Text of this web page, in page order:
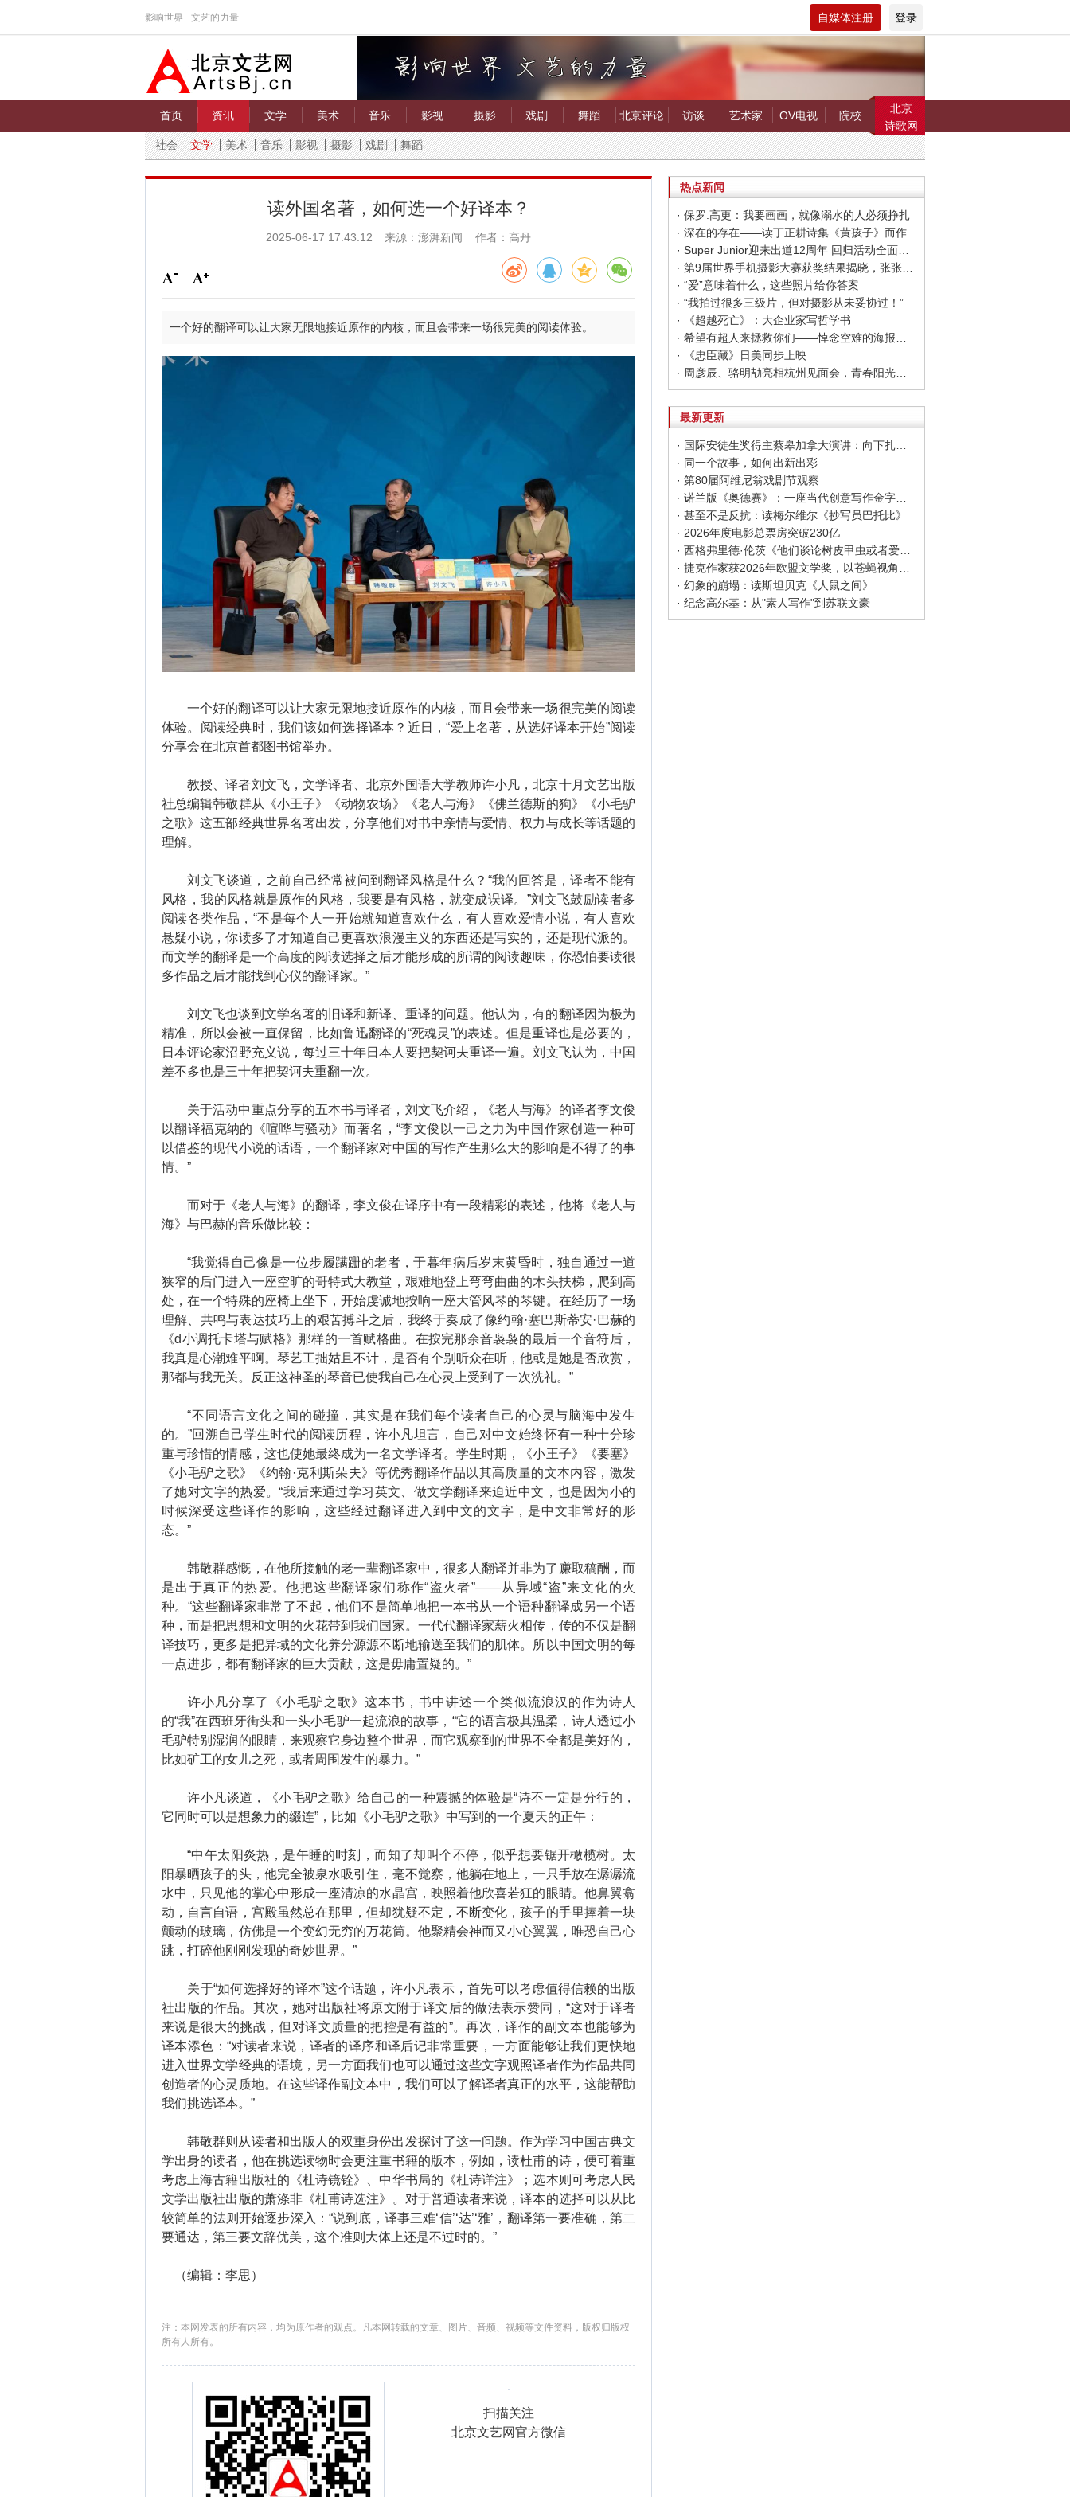
影响世界 - 文艺的力量 自媒体注册 登录
首页 资讯 文学 美术 音乐 影视 摄影 戏剧 舞蹈 北京评论 访谈 艺术家 OV电视 院校
北京
诗歌网
社会
文学 美术 音乐 影视 摄影 戏剧 舞蹈
读外国名著，如何选一个好译本？
2025-06-17 17:43:12 来源：澎湃新闻 作者：高丹
一个好的翻译可以让大家无限地接近原作的内核，而且会带来一场很完美的阅读体验。
一个好的翻译可以让大家无限地接近原作的内核，而且会带来一场很完美的阅读
体验。阅读经典时，我们该如何选择译本？近日，“爱上名著，从选好译本开始”阅读
分享会在北京首都图书馆举办。
教授、译者刘文飞，文学译者、北京外国语大学教师许小凡，北京十月文艺出版
社总编辑韩敬群从《小王子》《动物农场》《老人与海》《佛兰德斯的狗》《小毛驴
之歌》这五部经典世界名著出发，分享他们对书中亲情与爱情、权力与成长等话题的
理解。
刘文飞谈道，之前自己经常被问到翻译风格是什么？“我的回答是，译者不能有
风格，我的风格就是原作的风格，我要是有风格，就变成误译。”刘文飞鼓励读者多
阅读各类作品，“不是每个人一开始就知道喜欢什么，有人喜欢爱情小说，有人喜欢
悬疑小说，你读多了才知道自己更喜欢浪漫主义的东西还是写实的，还是现代派的。
而文学的翻译是一个高度的阅读选择之后才能形成的所谓的阅读趣味，你恐怕要读很
多作品之后才能找到心仪的翻译家。”
刘文飞也谈到文学名著的旧译和新译、重译的问题。他认为，有的翻译因为极为
精准，所以会被一直保留，比如鲁迅翻译的“死魂灵”的表述。但是重译也是必要的，
日本评论家沼野充义说，每过三十年日本人要把契诃夫重译一遍。刘文飞认为，中国
差不多也是三十年把契诃夫重翻一次。
关于活动中重点分享的五本书与译者，刘文飞介绍，《老人与海》的译者李文俊
以翻译福克纳的《喧哗与骚动》而著名，“李文俊以一己之力为中国作家创造一种可
以借鉴的现代小说的话语，一个翻译家对中国的写作产生那么大的影响是不得了的事
情。”
而对于《老人与海》的翻译，李文俊在译序中有一段精彩的表述，他将《老人与
海》与巴赫的音乐做比较：
“我觉得自己像是一位步履蹒跚的老者，于暮年病后岁末黄昏时，独自通过一道
狭窄的后门进入一座空旷的哥特式大教堂，艰难地登上弯弯曲曲的木头扶梯，爬到高
处，在一个特殊的座椅上坐下，开始虔诚地按响一座大管风琴的琴键。在经历了一场
理解、共鸣与表达技巧上的艰苦搏斗之后，我终于奏成了像约翰·塞巴斯蒂安·巴赫的
《d小调托卡塔与赋格》那样的一首赋格曲。在按完那余音袅袅的最后一个音符后，
我真是心潮难平啊。琴艺工拙姑且不计，是否有个别听众在听，他或是她是否欣赏，
那都与我无关。反正这神圣的琴音已使我自己在心灵上受到了一次洗礼。”
“不同语言文化之间的碰撞，其实是在我们每个读者自己的心灵与脑海中发生
的。”回溯自己学生时代的阅读历程，许小凡坦言，自己对中文始终怀有一种十分珍
重与珍惜的情感，这也使她最终成为一名文学译者。学生时期，《小王子》《要塞》
《小毛驴之歌》《约翰·克利斯朵夫》等优秀翻译作品以其高质量的文本内容，激发
了她对文字的热爱。“我后来通过学习英文、做文学翻译来迫近中文，也是因为小的
时候深受这些译作的影响，这些经过翻译进入到中文的文字，是中文非常好的形
态。”
韩敬群感慨，在他所接触的老一辈翻译家中，很多人翻译并非为了赚取稿酬，而
是出于真正的热爱。他把这些翻译家们称作“盗火者”——从异域“盗”来文化的火
种。“这些翻译家非常了不起，他们不是简单地把一本书从一个语种翻译成另一个语
种，而是把思想和文明的火花带到我们国家。一代代翻译家薪火相传，传的不仅是翻
译技巧，更多是把异域的文化养分源源不断地输送至我们的肌体。所以中国文明的每
一点进步，都有翻译家的巨大贡献，这是毋庸置疑的。”
许小凡分享了《小毛驴之歌》这本书，书中讲述一个类似流浪汉的作为诗人
的“我”在西班牙街头和一头小毛驴一起流浪的故事，“它的语言极其温柔，诗人透过小
毛驴特别湿润的眼睛，来观察它身边整个世界，而它观察到的世界不全都是美好的，
比如矿工的女儿之死，或者周围发生的暴力。”
许小凡谈道，《小毛驴之歌》给自己的一种震撼的体验是“诗不一定是分行的，
它同时可以是想象力的缀连”，比如《小毛驴之歌》中写到的一个夏天的正午：
“中午太阳炎热，是午睡的时刻，而知了却叫个不停，似乎想要锯开橄榄树。太
阳暴晒孩子的头，他完全被泉水吸引住，毫不觉察，他躺在地上，一只手放在潺潺流
水中，只见他的掌心中形成一座清凉的水晶宫，映照着他欣喜若狂的眼睛。他鼻翼翕
动，自言自语，宫殿虽然总在那里，但却犹疑不定，不断变化，孩子的手里捧着一块
颤动的玻璃，仿佛是一个变幻无穷的万花筒。他聚精会神而又小心翼翼，唯恐自己心
跳，打碎他刚刚发现的奇妙世界。”
关于“如何选择好的译本”这个话题，许小凡表示，首先可以考虑值得信赖的出版
社出版的作品。其次，她对出版社将原文附于译文后的做法表示赞同，“这对于译者
来说是很大的挑战，但对译文质量的把控是有益的”。再次，译作的副文本也能够为
译本添色：“对读者来说，译者的译序和译后记非常重要，一方面能够让我们更快地
进入世界文学经典的语境，另一方面我们也可以通过这些文字观照译者作为作品共同
创造者的心灵质地。在这些译作副文本中，我们可以了解译者真正的水平，这能帮助
我们挑选译本。”
韩敬群则从读者和出版人的双重身份出发探讨了这一问题。作为学习中国古典文
学出身的读者，他在挑选读物时会更注重书籍的版本，例如，读杜甫的诗，便可着重
考虑上海古籍出版社的《杜诗镜铨》、中华书局的《杜诗详注》；选本则可考虑人民
文学出版社出版的萧涤非《杜甫诗选注》。对于普通读者来说，译本的选择可以从比
较简单的法则开始逐步深入：“说到底，译事三难‘信’‘达’‘雅’，翻译第一要准确，第二
要通达，第三要文辞优美，这个准则大体上还是不过时的。”
（编辑：李思）
注：本网发表的所有内容，均为原作者的观点。凡本网转载的文章、图片、音频、视频等文件资料，版权归版权
所有人所有。
扫描关注
北京文艺网官方微信
热点新闻
· 保罗.高更：我要画画，就像溺水的人必须挣扎
· 深在的存在——读丁正耕诗集《黄孩子》而作
· Super Junior迎来出道12周年 回归活动全面启动
· 第9届世界手机摄影大赛获奖结果揭晓，张张惊艳你的视觉！
· “爱”意味着什么，这些照片给你答案
· “我拍过很多三级片，但对摄影从未妥协过！”
· 《超越死亡》：大企业家写哲学书
· 《忠臣藏》日美同步上映
· 周彦辰、骆明劼亮相杭州见面会，青春阳光活力十足
最新更新
· 同一个故事，如何出新出彩
· 第80届阿维尼翁戏剧节观察
· 诺兰版《奥德赛》：一座当代创意写作金字塔的宏伟与平庸
· 甚至不是反抗：读梅尔维尔《抄写员巴托比》
· 2026年度电影总票房突破230亿
· 西格弗里德·伦茨《他们谈论树皮甲虫或者爱情》：请捍卫日常生活，千千万万次
· 幻象的崩塌：读斯坦贝克《人鼠之间》
· 纪念高尔基：从"素人写作"到苏联文豪